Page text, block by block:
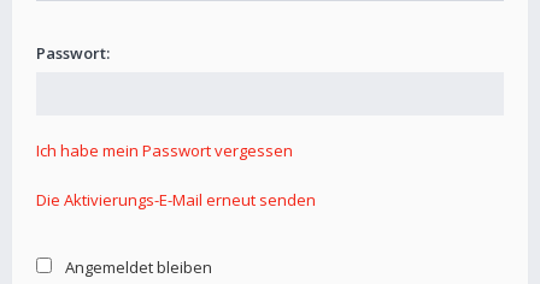
Passwort:
Ich habe mein Passwort vergessen
Die Aktivierungs-E-Mail erneut senden
Angemeldet bleiben